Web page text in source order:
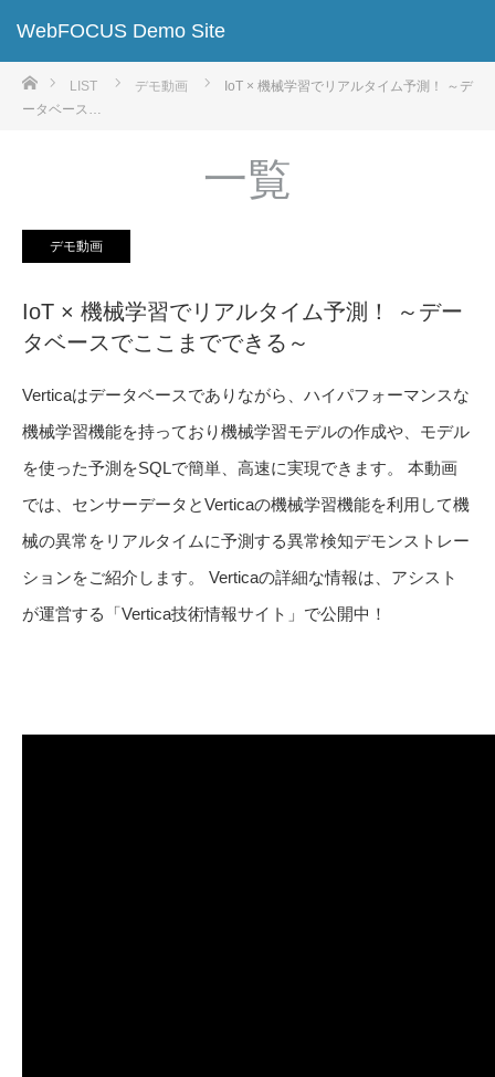
WebFOCUS Demo Site
ホームLIST デモ動画
IoT × 機械学習でリアルタイム予測！ ～デ
ータベース…
一覧
デモ動画
IoT × 機械学習でリアルタイム予測！ ～デー
タベースでここまでできる～
Verticaはデータベースでありながら、ハイパフォーマンスな
機械学習機能を持っており機械学習モデルの作成や、モデル
を使った予測をSQLで簡単、高速に実現できます。 本動画
では、センサーデータとVerticaの機械学習機能を利用して機
械の異常をリアルタイムに予測する異常検知デモンストレー
ションをご紹介します。 Verticaの詳細な情報は、アシスト
が運営する「Vertica技術情報サイト」で公開中！